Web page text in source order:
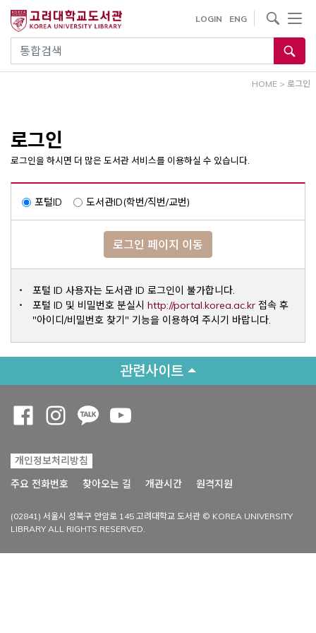
건
통합검색
LOGIN ENG
사이트내 검색
HOME > 로그인
로그인
로그인을 하시면 더 많은 도서관 서비스를 이용하실 수 있습니다.
포털ID 도서관ID(학번/직번/교번)
로그인 페이지 이동
포털 ID 사용자는 도서관 ID 로그인이 불가합니다.
포털 ID 및 비밀번호 분실시 http://portal.korea.ac.krOpens a
접속 후
"아이디/비밀번호 찾기" 기능을 이용하여 주시기 바랍니다.
관련사이트
개인정보처리방침
주요 전화번호
찾아오는 길 개관시간 원격지원
(02841) 서울시 성북구 안암로 145 고려대학교 도서관 © KOREA UNIVERSITY
LIBRARY ALL RIGHTS RESERVED.
Opens a new window
Opens a new window
Opens a new window